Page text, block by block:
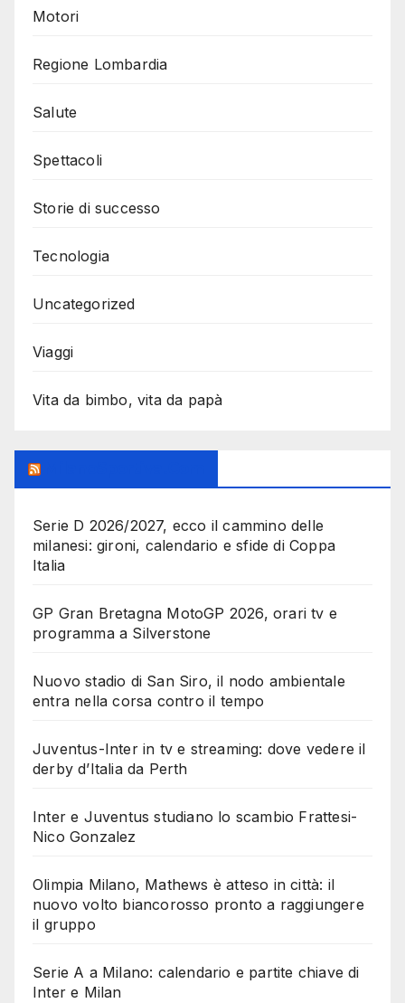
Motori
Regione Lombardia
Salute
Spettacoli
Storie di successo
Tecnologia
Uncategorized
Viaggi
Vita da bimbo, vita da papà
Serie D 2026/2027, ecco il cammino delle
milanesi: gironi, calendario e sfide di Coppa
Italia
GP Gran Bretagna MotoGP 2026, orari tv e
programma a Silverstone
Nuovo stadio di San Siro, il nodo ambientale
entra nella corsa contro il tempo
Juventus-Inter in tv e streaming: dove vedere il
derby d’Italia da Perth
Inter e Juventus studiano lo scambio Frattesi-
Nico Gonzalez
Olimpia Milano, Mathews è atteso in città: il
nuovo volto biancorosso pronto a raggiungere
il gruppo
Serie A a Milano: calendario e partite chiave di
Inter e Milan